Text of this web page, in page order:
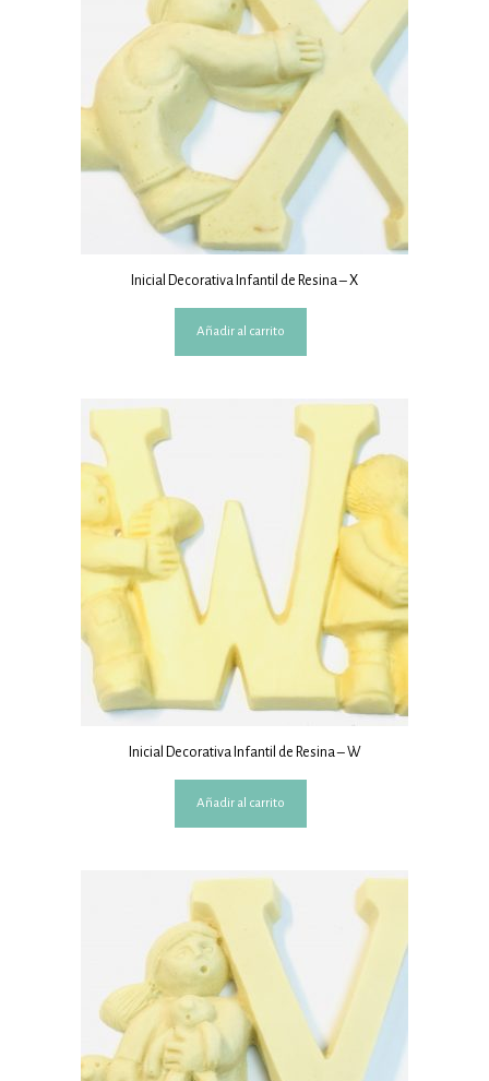
Inicial Decorativa Infantil de Resina – X
Añadir al carrito
Inicial Decorativa Infantil de Resina – W
Añadir al carrito